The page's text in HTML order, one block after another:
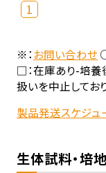
1
※：お問い合わせ
□：在庫あり-培養
扱いを中止してお
製品発送スケジュ
生体試料・培地